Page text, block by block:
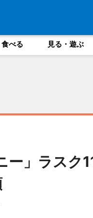
食べる 見る・遊ぶ
ー」ラスク